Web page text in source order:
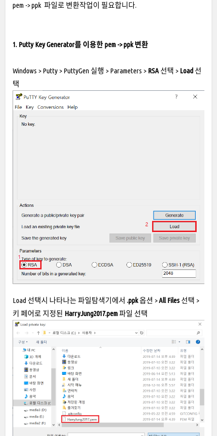
pem -> ppk 파일로 변환작업이 필요합니다.
1. Putty Key Generator를 이용한 pem -> ppk 변환
Windows > Putty > PuttyGen 실행 > Parameters > RSA 선택 > Load 선
택
Load 선택시 나타나는 파일탐색기에서 .ppk옵션 >All Files 선택 >
키 페어로 지정된 HarryJung2017.pem파일 선택